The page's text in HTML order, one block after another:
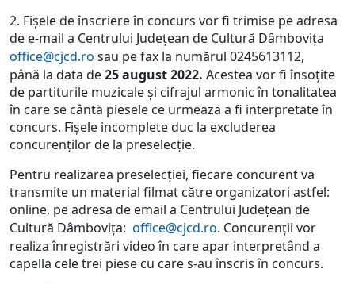
2. Fişele de înscriere în concurs vor fi trimise pe adresa
de e-mail a Centrului Judeţean de Cultură Dâmboviţa
office@cjcd.ro sau pe fax la numărul 0245613112,
până la data de25 august 2022. Acestea vor fi însoţite
de partiturile muzicale şi cifrajul armonic în tonalitatea
în care se cântă piesele ce urmează a fi interpretate în
concurs. Fişele incomplete duc la excluderea
concurenţilor de la preselecţie.
Pentru realizarea preselecției, fiecare concurent va
transmite un material filmat către organizatori astfel:
online, pe adresa de email a Centrului Județean de
Cultură Dâmbovița: office@cjcd.ro. Concurenții vor
realiza înregistrări video în care apar interpretând a
capella cele trei piese cu care s-au înscris în concurs.